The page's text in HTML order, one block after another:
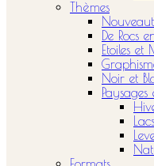
Thèmes
De Rocs
Etoiles et
Noir et